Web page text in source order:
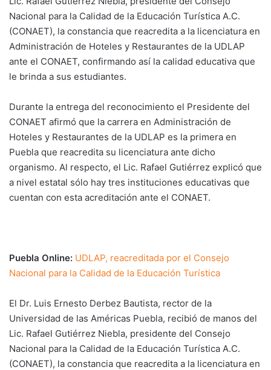
Nacional para la Calidad de la Educación Turística A.C.
(CONAET), la constancia que reacredita a la licenciatura en
Administración de Hoteles y Restaurantes de la UDLAP
ante el CONAET, confirmando así la calidad educativa que
le brinda a sus estudiantes.
Durante la entrega del reconocimiento el Presidente del
CONAET afirmó que la carrera en Administración de
Hoteles y Restaurantes de la UDLAP es la primera en
Puebla que reacredita su licenciatura ante dicho
organismo. Al respecto, el Lic. Rafael Gutiérrez explicó que
a nivel estatal sólo hay tres instituciones educativas que
cuentan con esta acreditación ante el CONAET.
Puebla Online: UDLAP, reacreditada por el Consejo
Nacional para la Calidad de la Educación Turística
El Dr. Luis Ernesto Derbez Bautista, rector de la
Universidad de las Américas Puebla, recibió de manos del
Lic. Rafael Gutiérrez Niebla, presidente del Consejo
Nacional para la Calidad de la Educación Turística A.C.
(CONAET), la constancia que reacredita a la licenciatura en